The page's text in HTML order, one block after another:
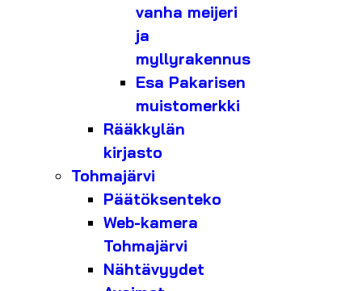
vanha meijeri
ja
myllyrakennus
Esa Pakarisen
muistomerkki
Rääkkylän
kirjasto
Tohmajärvi
Päätöksenteko
Web-kamera
Tohmajärvi
Nähtävyydet